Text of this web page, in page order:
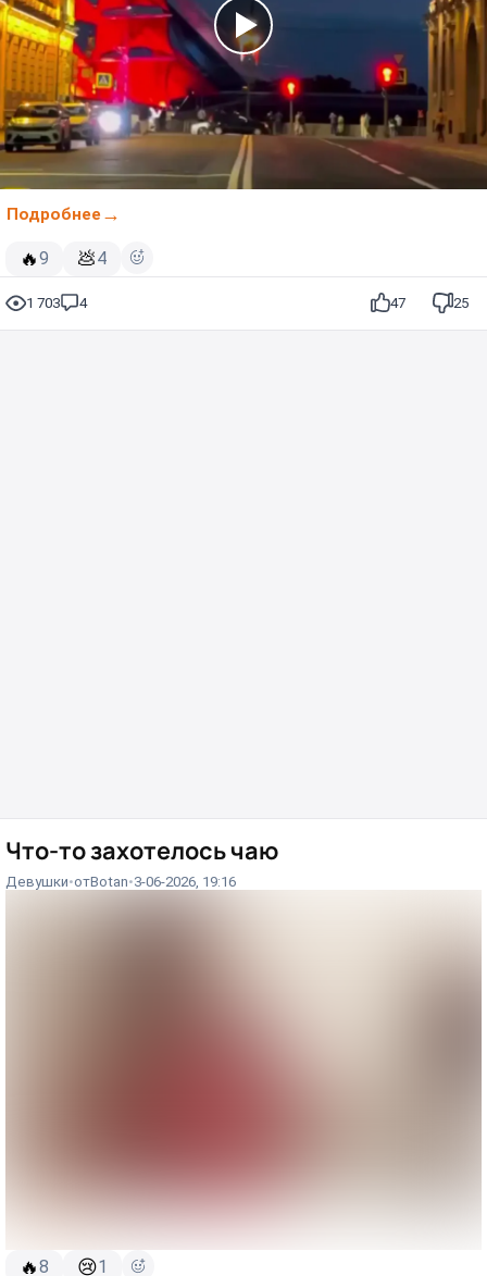
Подробнее
🔥9 💩4
1 703 4 47 25
Что-то захотелось чаю⁠⁠
Девушки отВotan 3-06-2026, 19:16
🔥8 😢1